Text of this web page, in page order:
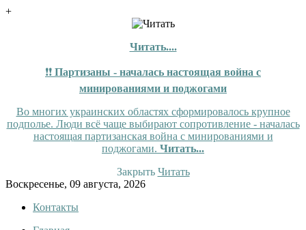
+
Читать....
❗❗ Партизаны - началась настоящая война с
минированиями и поджогами
Во многих украинских областях сформировалось крупное
подполье. Люди всё чаще выбирают сопротивление - началась
настоящая партизанская война с минированиями и
поджогами. Читать...
Закрыть Читать
Skip
content
Воскресенье, 09 августа, 2026
Контакты